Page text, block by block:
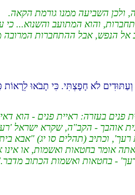
ולכן השביעה ממנו גורמת
והוא המתועב והשנוא... כי
אל הנפש, אבל ההתחברות
לֹא חָפָצְתִּי. כִּי תָבֹאוּ לֵרָאוֹת
פנים בעזרה: ראיית פנים - הוא
אוהבך - הקב"ה, שקרא ישראל
וכתיב (תהלים סו יג) "אבא
אומר בחטאות ואשמות, או אינו
- בחטאות ואשמות הכתוב מדבר.'